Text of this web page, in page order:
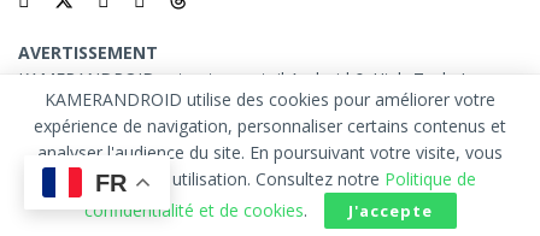
AVERTISSEMENT
KAMERANDROID est votre portail Android & High-Tech. Les
marques et logos mentionnés sur ce site appartiennent à leurs
propriétaires respectifs.
© 2026KAMERANDROID. Tous droits réservés.
FR
KAMERANDROID utilise des cookies pour améliorer votre
expérience de navigation, personnaliser certains contenus et
analyser l'audience du site. En poursuivant votre visite, vous
acceptez leur utilisation. Consultez notre Politique de
confidentialité et de cookies. J'accepte